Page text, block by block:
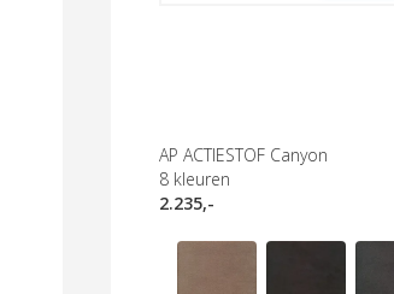
AP ACTIESTOF Canyon
8 kleuren
2.235,-